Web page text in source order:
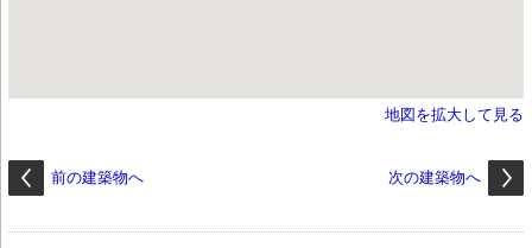
地図を拡大して見る
前の建築物へ 次の建築物へ